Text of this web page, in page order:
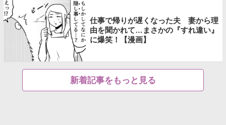
仕事で帰りが遅くなった夫 妻から理
由を聞かれて…まさかの『すれ違い』
に爆笑！【漫画】
新着記事をもっと見る